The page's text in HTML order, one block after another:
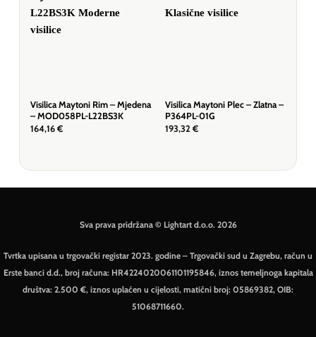
Visilica Maytoni Rim – Mjedena
– MOD058PL-L22BS3K
164,16 €
Visilica Maytoni Plec – Zlatna –
P364PL-01G
193,32 €
Sva prava pridržana © Lightart d.o.o. 2026
Tvrtka upisana u trgovački registar 2023. godine – Trgovački sud u Zagrebu, račun u
Erste banci d.d., broj računa: HR4224020061101195846, iznos temeljnoga kapitala
društva: 2.500 €, iznos uplaćen u cijelosti, matični broj: 05869382, OIB:
51068711660.